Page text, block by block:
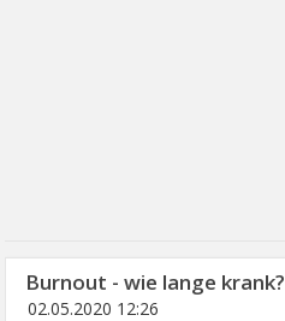
Burnout - wie lange krank?
02.05.2020 12:26